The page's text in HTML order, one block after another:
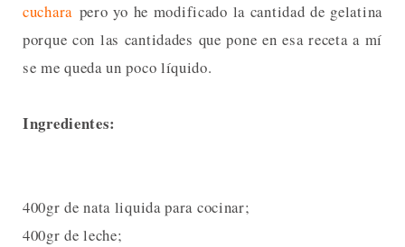
cucharapero yo he modificado la cantidad de gelatina
porque con las cantidades que pone en esa receta a mí
se me queda un poco líquido.
Ingredientes:
400gr de nata liquida para cocinar;
400gr de leche;